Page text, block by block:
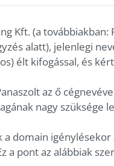
Kft. (a
alatt), jelenlegi
élt kifogással, és
az ő
nagy szüksége
domain
a pont az alábbiak